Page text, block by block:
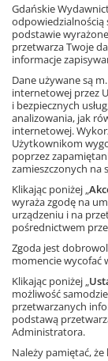
Połączenie
chochlik
tropie
szkaluje dobre
Grzegorz
psychologii i
uda im się
O tym
książkę. Przy
wciągającą
zagadnieniu
„ch” czy „u” i
przypadki) i
trzeba wypełnić
wyrazach. A
znajdują się na
Ta
Gdańskie
odpowiedzialnością
podstawie
przetwarza Twoje
informacje
Dane używane są
internetowej przez
i bezpiecznych
analizowania, jak
internetowej.
Użytkownikom
poprzez
zamieszczonych
Klikając poniżej „
wyraża zgodę na
urządzeniu i na
pośrednictwem
Zgoda jest
momencie wycofać
Klikając poniżej „
możliwość
przetwarzanych
podstawą
Administratora.
Należy pamiętać,